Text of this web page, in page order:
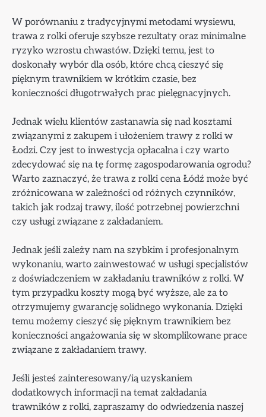
W porównaniu z tradycyjnymi metodami wysiewu,
trawa z rolki oferuje szybsze rezultaty oraz minimalne
ryzyko wzrostu chwastów. Dzięki temu, jest to
doskonały wybór dla osób, które chcą cieszyć się
pięknym trawnikiem w krótkim czasie, bez
konieczności długotrwałych prac pielęgnacyjnych.
Jednak wielu klientów zastanawia się nad kosztami
związanymi z zakupem i ułożeniem trawy z rolki w
Łodzi. Czy jest to inwestycja opłacalna i czy warto
zdecydować się na tę formę zagospodarowania ogrodu?
Warto zaznaczyć, że trawa z rolki cena Łódź może być
zróżnicowana w zależności od różnych czynników,
takich jak rodzaj trawy, ilość potrzebnej powierzchni
czy usługi związane z zakładaniem.
Jednak jeśli zależy nam na szybkim i profesjonalnym
wykonaniu, warto zainwestować w usługi specjalistów
z doświadczeniem w zakładaniu trawników z rolki. W
tym przypadku koszty mogą być wyższe, ale za to
otrzymujemy gwarancję solidnego wykonania. Dzięki
temu możemy cieszyć się pięknym trawnikiem bez
konieczności angażowania się w skomplikowane prace
związane z zakładaniem trawy.
Jeśli jesteś zainteresowany/ią uzyskaniem
dodatkowych informacji na temat zakładania
trawników z rolki, zapraszamy do odwiedzenia naszej